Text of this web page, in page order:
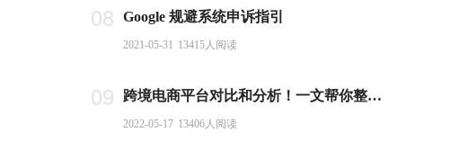
08 Google 规避系统申诉指引
2021-05-31 13415人阅读
09 跨境电商平台对比和分析！一文帮你整理全球主流电商平台
2022-05-17 13406人阅读